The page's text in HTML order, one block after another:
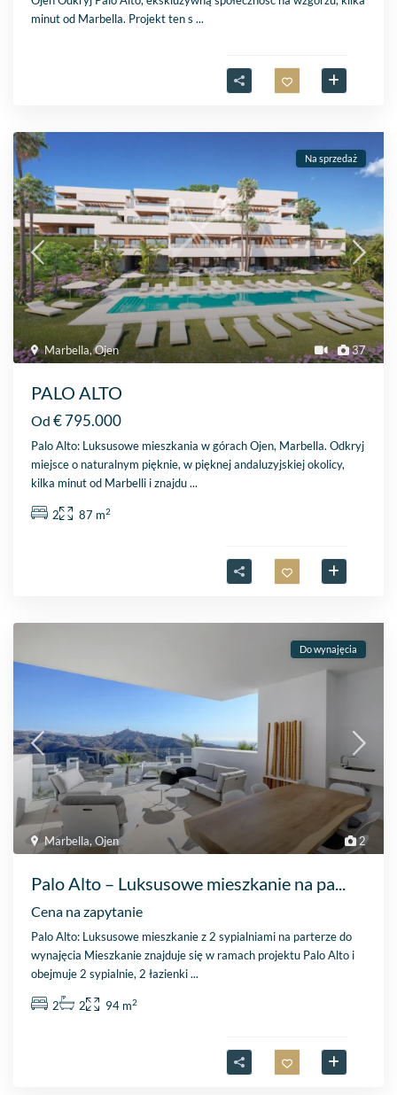
minut od Marbella. Projekt ten s...
37
Marbella,Ojen
Na sprzedaż
PALO ALTO
Od € 795.000
Palo Alto: Luksusowe mieszkania w górach Ojen, Marbella. Odkryj
miejsce o naturalnym pięknie, w pięknej andaluzyjskiej okolicy,
kilka minut od Marbelli i znajdu...
2 87 m2
2
Marbella,Ojen
Do wynajęcia
Palo Alto – Luksusowe mieszkanie na pa...
Cena na zapytanie
Palo Alto: Luksusowe mieszkanie z 2 sypialniami na parterze do
wynajęcia Mieszkanie znajduje się w ramach projektu Palo Alto i
obejmuje 2 sypialnie, 2 łazienki...
2 2 94 m2